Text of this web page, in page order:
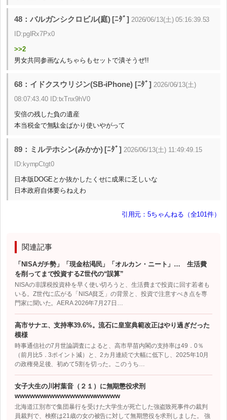
48：バルガンシクロビル(庭) [ﾆﾀﾞ] 2026/06/13(土) 05:16:39.53
ID:pgIRx7Px0
>>2
男女共同参画なんちゃらもセットで潰そうぜ!!
68：イドクスウリジン(SB-iPhone) [ﾆﾀﾞ] 2026/06/13(土)
08:07:43.40 ID:txTnx9hV0
安倍の残した負の遺産
本当税金で無駄金ばかり使いやがって
89：ミルテホシン(みかか) [ﾆﾀﾞ] 2026/06/13(土) 11:49:49.15
ID:kympCtgt0
日本版DOGEとか抜かしたくせに成果に乏しいな
日本政府自体要らねえわ
引用元：5ちゃんねる（全101件）
関連記事
「NISAガチ勢」「現金枯渇民」「オルカン・ニート」… 生活費
を削ってまで投資するZ世代の“誤算”
NISAの非課税投資枠を早く使い切ろうと、生活費まで投資に回す若者も
いる。Z世代に広がる「NISA貧乏」の背景と、投資で注意すべき点を専
門家に聞いた。AERA 2026年7月27日…
高市サナエ、支持率39.6%。流石に皇室典範改正はやり過ぎだった
模様
時事通信社の7月世論調査によると、高市早苗内閣の支持率は49．0％
（前月比5．3ポイント減）と、2カ月連続で大幅に低下し、2025年10月
の政権発足後、初めて5割を切った。このうち…
女子大生の川村葉音（２１）に無期懲役求刑
wwwwwwwwwwwwwwwwwwwww
北海道江別市で集団暴行を受けた大学生が死亡した強盗致死事件の裁判
員裁判で、検察は21歳の女の被告に対して無期懲役を求刑しました。 強